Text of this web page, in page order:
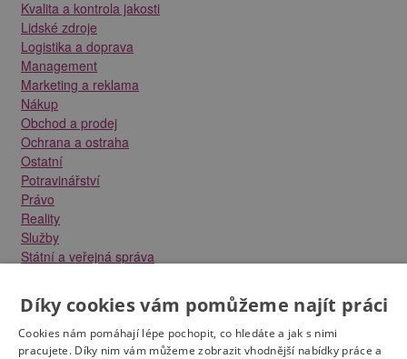
Kvalita a kontrola jakosti
Lidské zdroje
Logistika a doprava
Management
Marketing a reklama
Nákup
Obchod a prodej
Ochrana a ostraha
Ostatní
Potravinářství
Právo
Reality
Služby
Státní a veřejná správa
Strojírenství
Technika a elektrotechnika
Tvůrčí práce a design
Výroba
Díky cookies vám pomůžeme najít práci
Cookies nám pomáhají lépe pochopit, co hledáte a jak s nimi
pracujete. Díky nim vám můžeme zobrazit vhodnější nabídky práce a